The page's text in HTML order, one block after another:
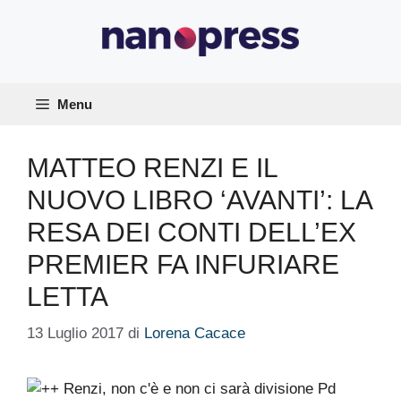
Menu
MATTEO RENZI E IL
NUOVO LIBRO ‘AVANTI’: LA
RESA DEI CONTI DELL’EX
PREMIER FA INFURIARE
LETTA
13 Luglio 2017 di Lorena Cacace